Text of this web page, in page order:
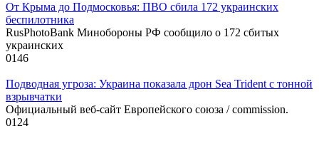
От Крыма до Подмосковья: ПВО сбила 172 украинских
беспилотника
RusPhotoBank Минобороны РФ сообщило о 172 сбитых
украинских
0146
Подводная угроза: Украина показала дрон Sea Trident с тонной
взрывчатки
Официальный веб-сайт Европейского союза / commission.
0124